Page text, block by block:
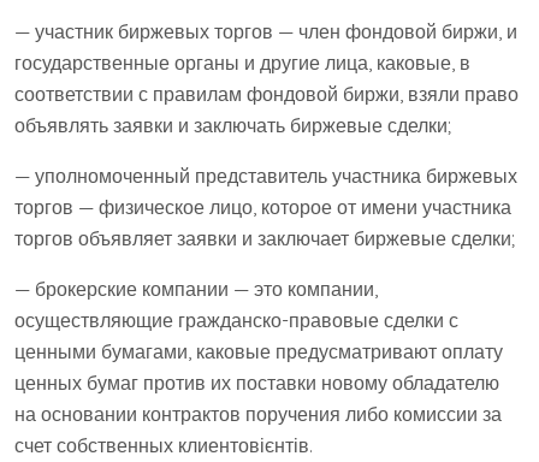
— участник биржевых торгов — член фондовой биржи, и
государственные органы и другие лица, каковые, в
соответствии с правилам фондовой биржи, взяли право
объявлять заявки и заключать биржевые сделки;
— уполномоченный представитель участника биржевых
торгов — физическое лицо, которое от имени участника
торгов объявляет заявки и заключает биржевые сделки;
— брокерские компании — это компании,
осуществляющие гражданско-правовые сделки с
ценными бумагами, каковые предусматривают оплату
ценных бумаг против их поставки новому обладателю
на основании контрактов поручения либо комиссии за
счет собственных клиентовієнтів.